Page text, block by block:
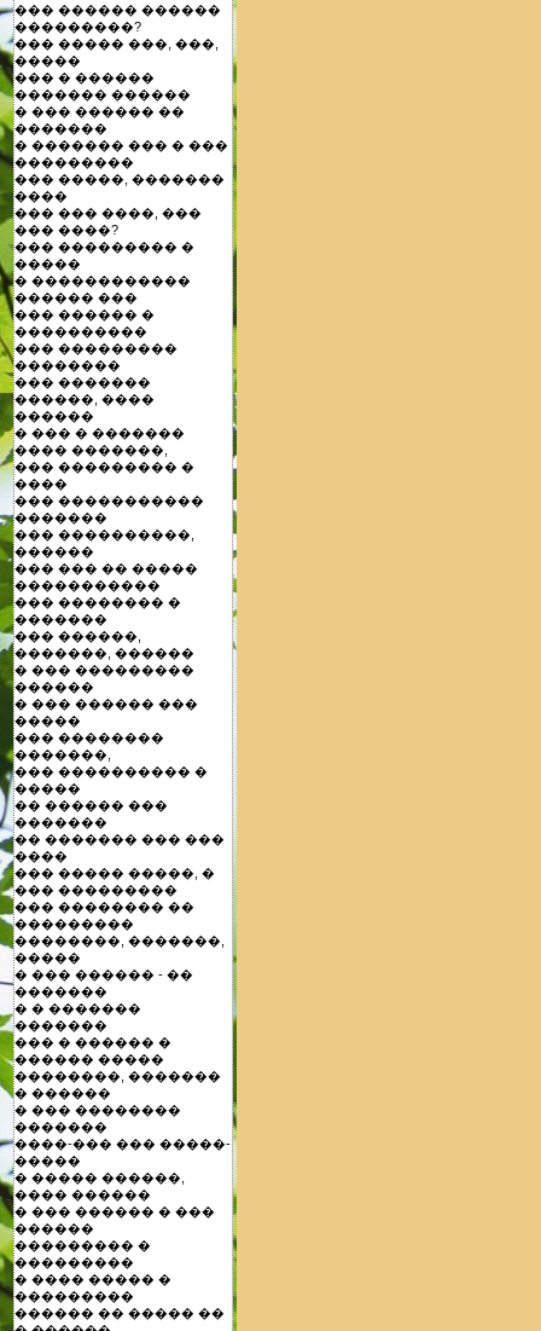
��� ������ ������
���������?
��� ����� ���, ���,
�����
��� � ������
������� ������
� ��� ������ ��
�������
� ������� ��� � ���
���������
��� �����, �������
����
��� ��� ����, ���
��� ����?
��� ��������� �
�����
� ������������
������ ���
��� ������ �
����������
��� ���������
��������
��� �������
������, ����
������
� ��� � �������
���� �������,
��� ��������� �
����
��� �����������
�������
��� ����������,
������
��� ��� �� �����
�����������
��� �������� �
�������
��� ������,
�������, ������
� ��� ���������
������
� ��� ������ ���
�����
��� ��������
�������,
��� ���������� �
�����
�� ������ ���
�������
�� ������� ��� ���
����
��� ����� �����, �
��� ���������
��� �������� ��
���������
��������, �������,
�����
� ��� ������ - ��
�������
� � �������
�������
��� � ������ �
������ �����
��������, �������
� ������
� ��� ��������
�������
����-��� ��� �����-
�����
� ����� ������,
���� ������
� ��� ������ � ���
������
��������� �
���������
� ���� ����� �
���������
������ �� ����� ��